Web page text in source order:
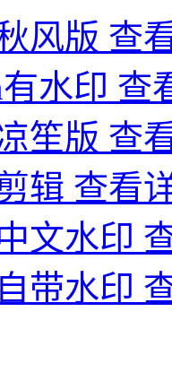
风版 查
水印 查
笙版 查
辑 查看
文水印
带水印